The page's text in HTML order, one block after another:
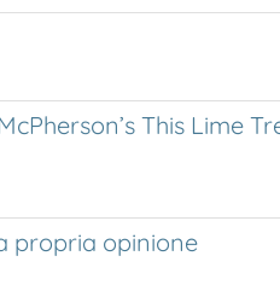
This Lime
propria opinione